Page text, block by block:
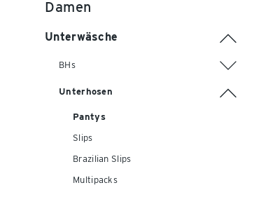
Damen
Unterwäsche
BHs
Unterhosen
Pantys
Slips
Brazilian Slips
Multipacks